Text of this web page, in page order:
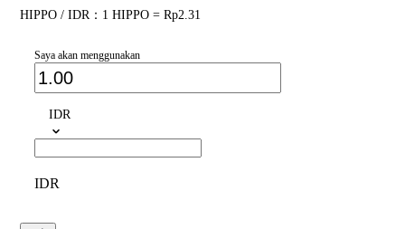
HIPPO / IDR：1 HIPPO = Rp2.31
Saya akan menggunakan
IDR
IDR